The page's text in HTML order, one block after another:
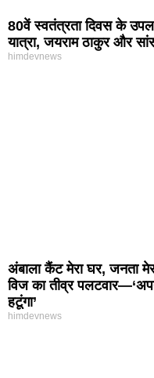
80वें स्वतंत्रता दिवस के
यात्रा, जयराम ठाकुर और
himdevnews
अंबाला कैंट मेरा घर, जनता
विज का तीव्र
हटूंगा’
himdevnews